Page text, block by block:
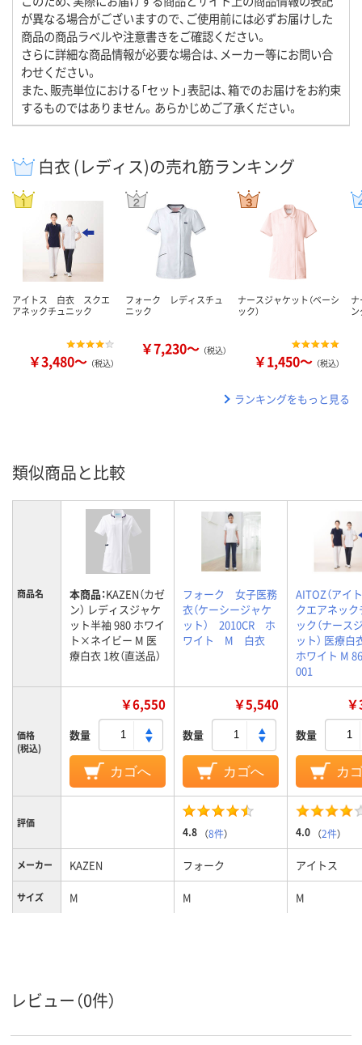
が異なる場合がございますので、ご使用前には必ずお届けした
商品の商品ラベルや注意書きをご確認ください。
さらに詳細な商品情報が必要な場合は、メーカー等にお問い合
わせください。
また、販売単位における「セット」表記は、箱でのお届けをお約束
するものではありません。あらかじめご了承ください。
白衣 (レディス)の売れ筋ランキング
アイトス 白衣 スクエ
アネックチュニック
￥3,480～ （税込）
フォーク レディスチュ
ニック
￥7,230～ （税込）
ナースジャケット（ベーシ
ック）
￥1,450～ （税込）
ナ
ン
ランキングをもっと見る
類似商品と比較
商品名 本商品：KAZEN（カゼ
ン） レディスジャケ
ット半袖 980 ホワイ
ト×ネイビー M 医
療白衣 1枚（直送品）
フォーク 女子医務
衣（ケーシージャケ
ット） 2010CR ホ
ワイト M 白衣
AITOZ（アイ
クエアネッ
ック（ナース
ット） 医療白
ホワイト M
001
価格
(税込)
￥6,550
数量
カゴへ
￥5,540
数量
カゴへ
数量
カ
評価
4.8 （8件） 4.0 （2件）
メーカー KAZEN フォーク アイトス
サイズ M M M
ポリエステル100%
100%）
レビュー（0件）